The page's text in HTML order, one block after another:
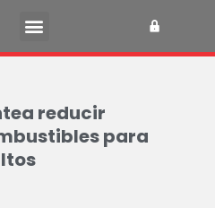
reducir
para